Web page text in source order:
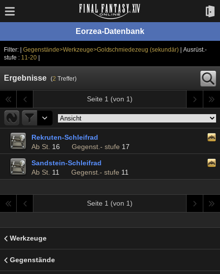
Eorzea-Datenbank
Filter: | Gegenstände>Werkzeuge>Goldschmiedezeug (sekundär) | Ausrüst.-
stufe : 11-20|
Ergebnisse (2 Treffer)
Seite 1 (von 1)
Rekruten-Schleifrad
Ab St. 16 Gegenst.- stufe 17
Sandstein-Schleifrad
Ab St. 11 Gegenst.- stufe 11
Seite 1 (von 1)
Werkzeuge
Gegenstände